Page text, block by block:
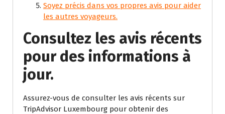
Soyez précis dans vos propres avis pour aider
les autres voyageurs.
Consultez les avis récents
pour des informations à
jour.
Assurez-vous de consulter les avis récents sur
TripAdvisor Luxembourg pour obtenir des